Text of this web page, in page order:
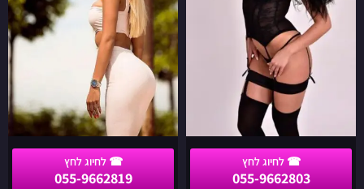
נערות ליווי בתמונות אמיתיות
055-9662803
055-9662819